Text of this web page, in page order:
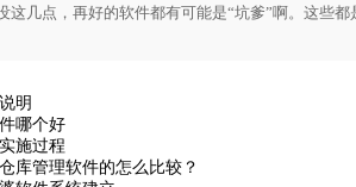
这几点，再好的软件都有可能是“坑爹”啊。这些
明
哪个好
施过程
库管理软件的怎么比较？